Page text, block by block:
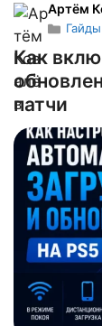
Артём
Гайды
Как
патчи